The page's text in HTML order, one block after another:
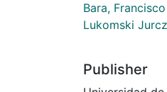
Bara,
Lukomski
Publisher